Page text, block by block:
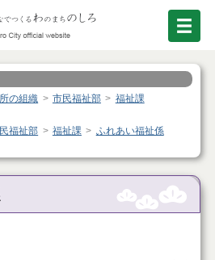
の組織 市民福祉部
福祉課
福祉部 福祉課
ふれあい福祉係